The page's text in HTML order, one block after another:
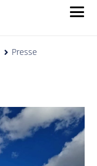
Presse